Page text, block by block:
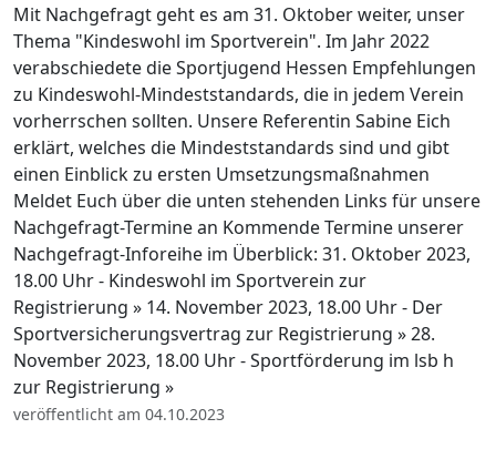
Mit Nachgefragt geht es am 31. Oktober weiter, unser
Thema "Kindeswohl im Sportverein". Im Jahr 2022
verabschiedete die Sportjugend Hessen Empfehlungen
zu Kindeswohl-Mindeststandards, die in jedem Verein
vorherrschen sollten. Unsere Referentin Sabine Eich
erklärt, welches die Mindeststandards sind und gibt
einen Einblick zu ersten Umsetzungsmaßnahmen
Meldet Euch über die unten stehenden Links für unsere
Nachgefragt-Termine an Kommende Termine unserer
Nachgefragt-Inforeihe im Überblick: 31. Oktober 2023,
18.00 Uhr - Kindeswohl im Sportverein zur
Registrierung » 14. November 2023, 18.00 Uhr - Der
Sportversicherungsvertrag zur Registrierung » 28.
November 2023, 18.00 Uhr - Sportförderung im lsb h
zur Registrierung »
veröffentlicht am 04.10.2023